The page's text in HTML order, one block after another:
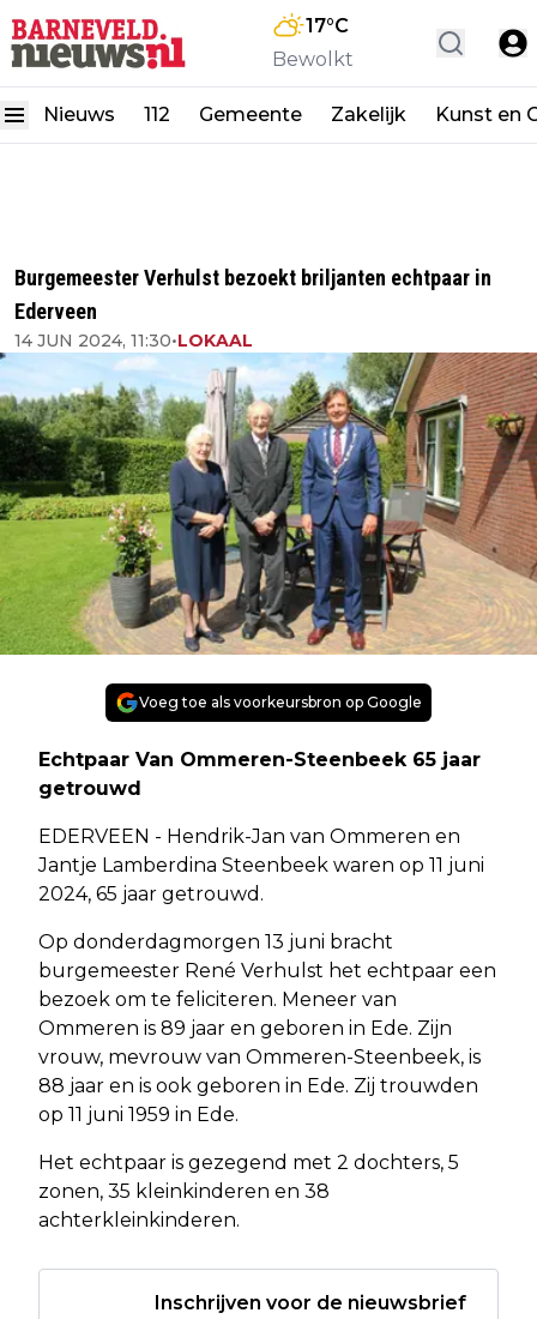
17°C
Bewolkt
Nieuws 112 Gemeente Zakelijk Kunst en
Burgemeester Verhulst bezoekt briljanten echtpaar in
Ederveen
14 JUN 2024, 11:30•LOKAAL
Voeg toe als voorkeursbron op Google
Echtpaar Van Ommeren-Steenbeek 65 jaar
getrouwd
EDERVEEN - Hendrik-Jan van Ommeren en
Jantje Lamberdina Steenbeek waren op 11 juni
2024, 65 jaar getrouwd.
Op donderdagmorgen 13 juni bracht
burgemeester René Verhulst het echtpaar een
bezoek om te feliciteren. Meneer van
Ommeren is 89 jaar en geboren in Ede. Zijn
vrouw, mevrouw van Ommeren-Steenbeek, is
88 jaar en is ook geboren in Ede. Zij trouwden
op 11 juni 1959 in Ede.
Het echtpaar is gezegend met 2 dochters, 5
zonen, 35 kleinkinderen en 38
achterkleinkinderen.
Inschrijven voor de nieuwsbrief